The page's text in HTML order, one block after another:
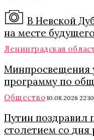
В Невской
на месте
Ленинградская
Минпросвещения
программу по
Общество 10.08.2026 22:10
Путин поздравил
столетием со